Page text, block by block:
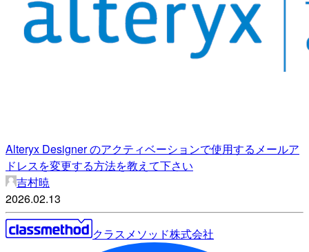
Alteryx Designer のアクティベーションで使用するメールア
ドレスを変更する方法を教えて下さい
吉村暁
2026.02.13
クラスメソッド株式会社